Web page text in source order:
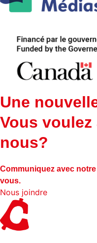
Une
Vous
nous?
Communiquez avec
vous.
Nous joindre